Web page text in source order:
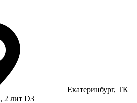
Екатеринбург, ТК
2 лит D3